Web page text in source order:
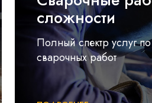
сложности
Полный спектр услуг
сварочных работ